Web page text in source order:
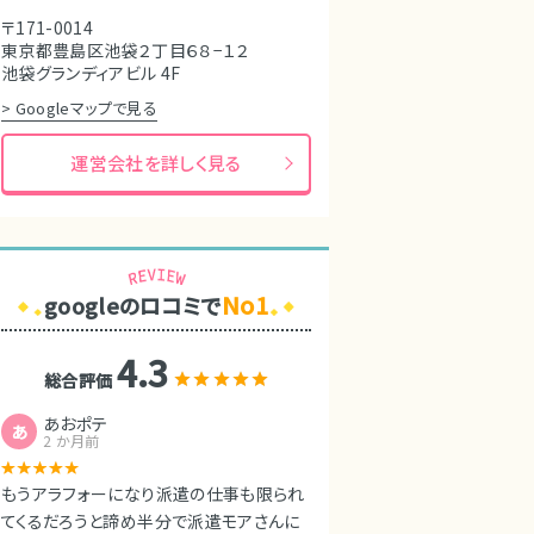
〒171-0014
東京都豊島区池袋２丁目６８−１２
池袋グランディアビル 4F
> Googleマップで見る
運営会社を詳しく見る
googleのロコミでNo1
総合評価4.3
あ あおポテ
2 か月前
もうアラフォーになり派遣の仕事も限られ
てくるだろうと諦め半分で派遣モアさんに